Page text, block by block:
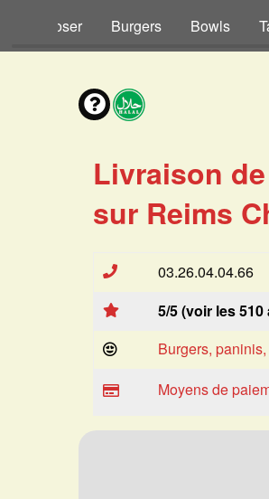
Composer Burgers Bowls
Livraison
sur Reims
03.26.04.04.66
5/5 (voir les 510
Burgers,
Moyens de